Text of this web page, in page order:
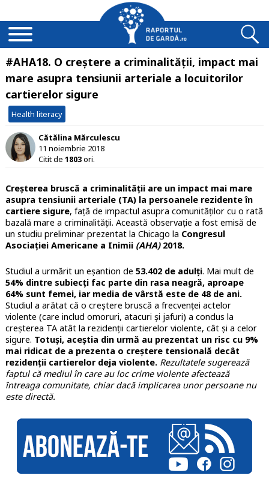
#AHA18. O creștere a criminalității, impact mai
mare asupra tensiunii arteriale a locuitorilor
cartierelor sigure
Health literacy
Cătălina Mărculescu
11 noiembrie 2018
Citit de 1803ori.
Creșterea bruscă a criminalității are un impact mai mare
asupra tensiunii arteriale (TA) la persoanele rezidente în
cartiere sigure, față de impactul asupra comunităților cu o rată
bazală mare a criminalității. Această observație a fost emisă de
un studiu preliminar prezentat la Chicago la Congresul
Asociației Americane a Inimii (AHA)2018.
Studiul a urmărit un eșantion de 53.402 de adulți. Mai mult de
54% dintre subiecți fac parte din rasa neagră, aproape
64% sunt femei, iar media de vârstă este de 48 de ani.
Studiul a arătat că o creștere bruscă a frecvenței actelor
violente (care includ omoruri, atacuri și jafuri) a condus la
creșterea TA atât la rezidenții cartierelor violente, cât și a celor
sigure. Totuși, aceștia din urmă au prezentat un risc cu 9%
mai ridicat de a prezenta o creștere tensională decât
rezidenții cartierelor deja violente. Rezultatele sugerează
faptul că mediul în care au loc crime violente afectează
întreaga comunitate, chiar dacă implicarea unor persoane nu
este directă.